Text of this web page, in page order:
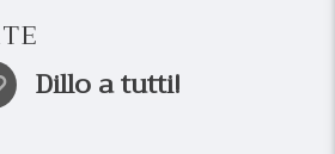
Dillo a tutti!